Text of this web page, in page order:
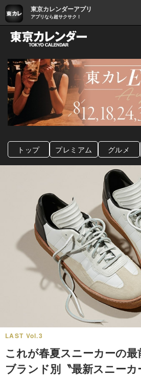
東京カレンダーアプリ
アプリなら超サクサク！
グルメ情報・
トップ プレミアム グルメ
LAST Vol.3
これが春夏スニーカーの
ブランド別〝最新スニーカ